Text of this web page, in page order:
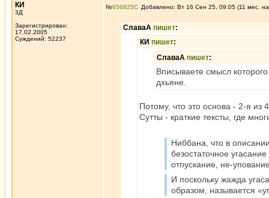
КИ
3Д
Зарегистрирован:
17.02.2005
Суждений: 52237
№656825 Добавлено: Вт 16 Сен 25, 09:05 (11 мес.
СлаваА пишет:
КИ пишет:
СлаваА пишет:
Вписываете смысл
дхьяне.
Потому, что это основа - 2-я
Сутты - краткие тексты, где
Ниббана, что в
безостаточное
отпускание, не-
И поскольку жажда
образом, называется